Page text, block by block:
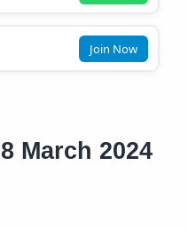
Join Now
March 2024